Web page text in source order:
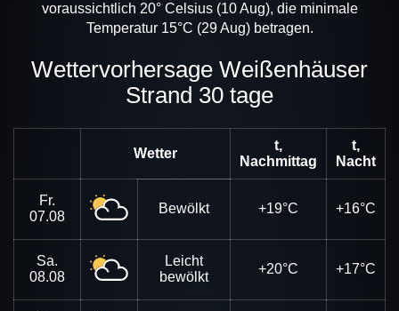
voraussichtlich 20° Celsius (10 Aug), die minimale
Temperatur 15°C (29 Aug) betragen.
Wettervorhersage Weißenhäuser
Strand 30 tage
Wetter
t,
Nachmittag
t,
Nacht
Fr.
07.08
Bewölkt +19°C +16°C
Sa.
08.08
Leicht
bewölkt
+20°C +17°C